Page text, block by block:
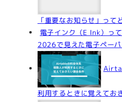
「重要なお知らせ」って
電子インク（E Ink）っ
2026で見えた電子ペーパ
利用するときに覚えてお